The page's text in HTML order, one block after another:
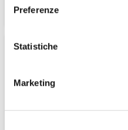
Preferenze
Statistiche
Marketing
4,18 € 3,34 €
20%